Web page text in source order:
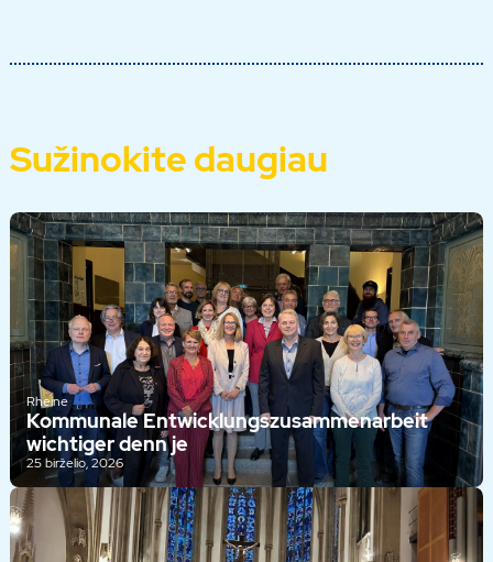
Sužinokite daugiau
Rheine
Kommunale Entwicklungszusammenarbeit
wichtiger denn je
25 birželio, 2026